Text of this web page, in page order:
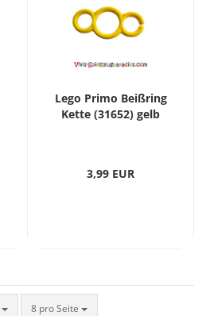
Lego Primo Beißring
Kette (31652) gelb
3,99 EUR
8 pro Seite